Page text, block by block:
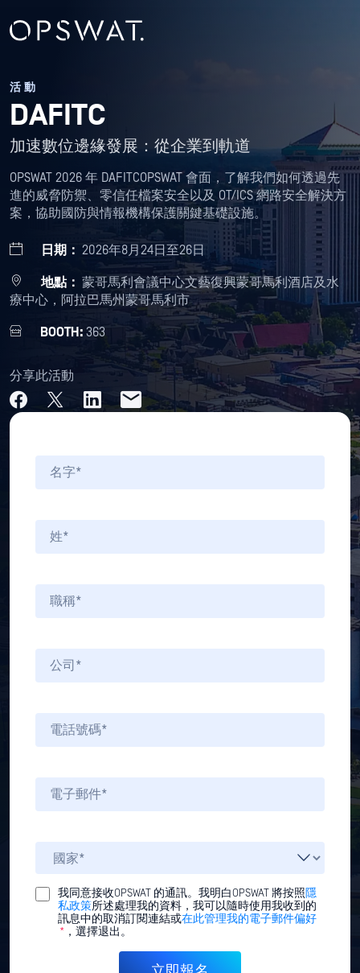
活動
DAFITC
加速數位邊緣發展：從企業到軌道
OPSWAT 2026 年 DAFITCOPSWAT 會面，了解我們如何透過先
進的威脅防禦、零信任檔案安全以及 OT/ICS 網路安全解決方
案，協助國防與情報機構保護關鍵基礎設施。
日期： 2026年8月24日至26日
地點： 蒙哥馬利會議中心文藝復興蒙哥馬利酒店及水
療中心，阿拉巴馬州蒙哥馬利市
BOOTH: 363
分享此活動
我同意接收OPSWAT 的通訊。我明白OPSWAT 將按照隱
私政策所述處理我的資料，我可以隨時使用我收到的
訊息中的取消訂閱連結或在此管理我的電子郵件偏好
* ，選擇退出。